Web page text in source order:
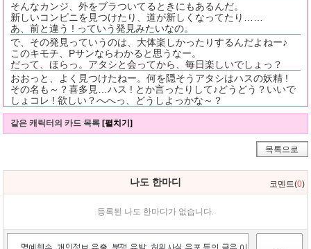
そんなカンジ、外をブラついてるときにもあるんだ。
新しいコンビニを見つけたり、道が新しくなってたり……
あ、前と違う ! っていう発見みたいなの。
で、その発見っていうのは、大体楽しかったりするんだよねー♪
このキモチ、Pサンならわかると思うなー。
だって、ほらっ。アタシと会ってから、毎日楽しいでしょっ？
おおっと、よく見つけたねー。何を隠そうアタシはハスの妖精 !
その名も～？喜多見…ハス ! とか言ったりして♪どうどう？いいで
しょコレ ! 欲しい？へへっ、どうしよっかな～？
같은 캐릭터의 카드 목록 [펼치기]
목록으로
나도 한마디 코멘트(0)
등록된 나도 한마디가 없습니다.